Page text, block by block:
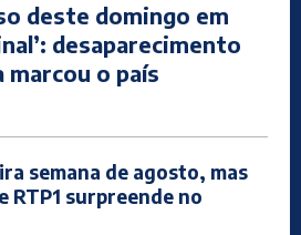
deste domingo em
desaparecimento
marcou o país
semana de agosto, mas
RTP1 surpreende no